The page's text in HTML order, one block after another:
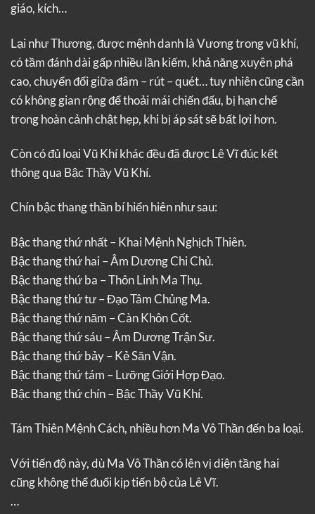
giáo, kích…
Lại như Thương, được mệnh danh là Vương trong vũ khí,
có tầm đánh dài gấp nhiều lần kiếm, khả năng xuyên phá
cao, chuyển đổi giữa đâm – rút – quét… tuy nhiên cũng cần
có không gian rộng để thoải mái chiến đấu, bị hạn chế
trong hoàn cảnh chật hẹp, khi bị áp sát sẽ bất lợi hơn.
Còn có đủ loại Vũ Khí khác đều đã được Lê Vĩ đúc kết
thông qua Bậc Thầy Vũ Khí.
Chín bậc thang thần bí hiển hiên như sau:
Bậc thang thứ nhất – Khai Mệnh Nghịch Thiên.
Bậc thang thứ hai – Âm Dương Chi Chủ.
Bậc thang thứ ba – Thôn Linh Ma Thụ.
Bậc thang thứ tư – Đạo Tâm Chủng Ma.
Bậc thang thứ năm – Càn Khôn Cốt.
Bậc thang thứ sáu – Âm Dương Trận Sư.
Bậc thang thứ bảy – Kẻ Săn Vận.
Bậc thang thứ tám – Lưỡng Giới Hợp Đạo.
Bậc thang thứ chín – Bậc Thầy Vũ Khí.
Tám Thiên Mệnh Cách, nhiều hơn Ma Vô Thần đến ba loại.
Với tiến độ này, dù Ma Vô Thần có lên vị diện tầng hai
cũng không thể đuổi kịp tiến bộ của Lê Vĩ.
…